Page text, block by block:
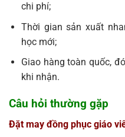
chi phí;
Thời gian sản xuất
học mới;
Giao hàng toàn quốc,
khi nhận.
Câu hỏi thường gặp
Đặt may đồng phục giáo